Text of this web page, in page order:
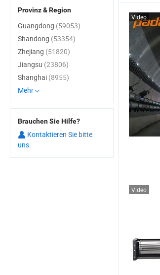
Video
Video
Provinz & Region
Guangdong (59053)
Shandong (53354)
Zhejiang (51820)
Jiangsu (23806)
Shanghai (8955)
Mehr
Brauchen Sie Hilfe?
Kontaktieren Sie bitte
uns.